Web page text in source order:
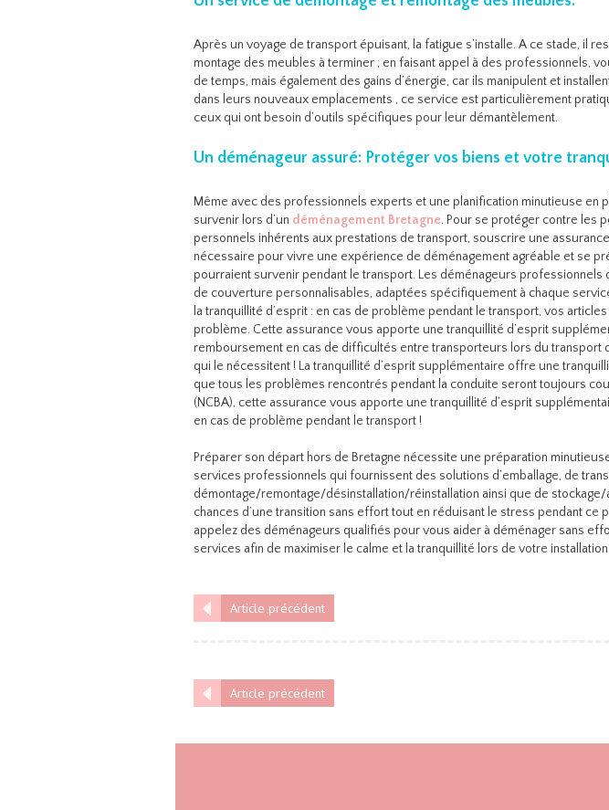
Après un voyage de transport épuisant, la fatigue s’installe. A ce stade, il
montage des meubles à terminer ; en faisant appel à des professionnels,
de temps, mais également des gains d’énergie, car ils manipulent et
dans leurs nouveaux emplacements , ce service est particulièrement
ceux qui ont besoin d’outils spécifiques pour leur démantèlement.
Un déménageur assuré: Protéger vos biens et votre
Même avec des professionnels experts et une planification minutieuse en
survenir lors d’un déménagement Bretagne. Pour se protéger contre les
personnels inhérents aux prestations de transport, souscrire une
nécessaire pour vivre une expérience de déménagement agréable et se
pourraient survenir pendant le transport. Les déménageurs
de couverture personnalisables, adaptées spécifiquement à chaque
la tranquillité d’esprit : en cas de problème pendant le transport, vos
problème. Cette assurance vous apporte une tranquillité d’esprit
remboursement en cas de difficultés entre transporteurs lors du transport
qui le nécessitent ! La tranquillité d’esprit supplémentaire offre une
que tous les problèmes rencontrés pendant la conduite seront toujours
(NCBA), cette assurance vous apporte une tranquillité d’esprit
en cas de problème pendant le transport !
Préparer son départ hors de Bretagne nécessite une préparation
services professionnels qui fournissent des solutions d’emballage, de
démontage/remontage/désinstallation/réinstallation ainsi que de
chances d’une transition sans effort tout en réduisant le stress pendant ce
appelez des déménageurs qualifiés pour vous aider à déménager sans
services afin de maximiser le calme et la tranquillité lors de votre
Article précédent
Article précédent